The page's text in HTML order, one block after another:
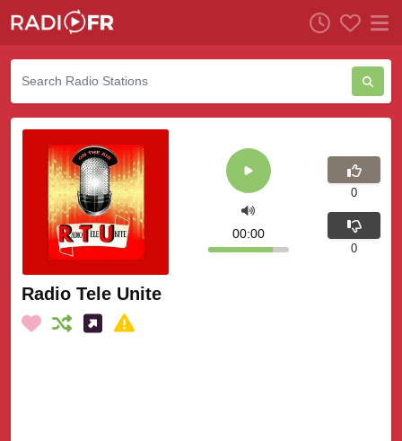
Radio Tele Unite
00:00
0
0